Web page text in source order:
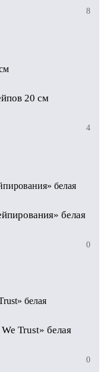
8
20 см
4
белая
0
Trust» белая
0